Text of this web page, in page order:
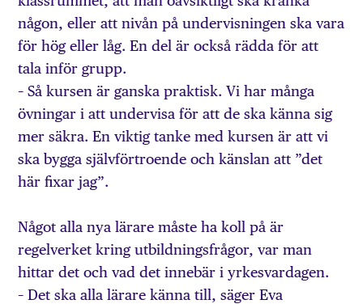
någon, eller att nivån på undervisningen ska vara
för hög eller låg. En del är också rädda för att
tala inför grupp.
– Så kursen är ganska praktisk. Vi har många
övningar i att undervisa för att de ska känna sig
mer säkra. En viktig tanke med kursen är att vi
ska bygga självförtroende och känslan att ”det
här fixar jag”.
Något alla nya lärare måste ha koll på är
regelverket kring utbildningsfrågor, var man
hittar det och vad det innebär i yrkesvardagen.
– Det ska alla lärare känna till, säger Eva